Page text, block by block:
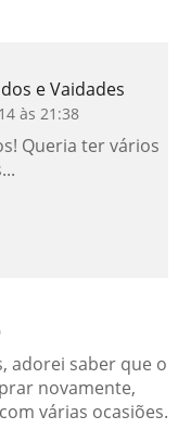
e Vaidades
às 21:38
Queria ter vários
adorei saber que o
novamente,
várias ocasiões.